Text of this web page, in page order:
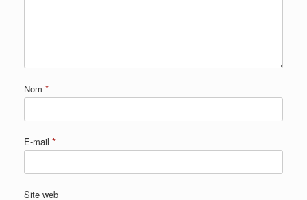
Nom *
E-mail *
Site web